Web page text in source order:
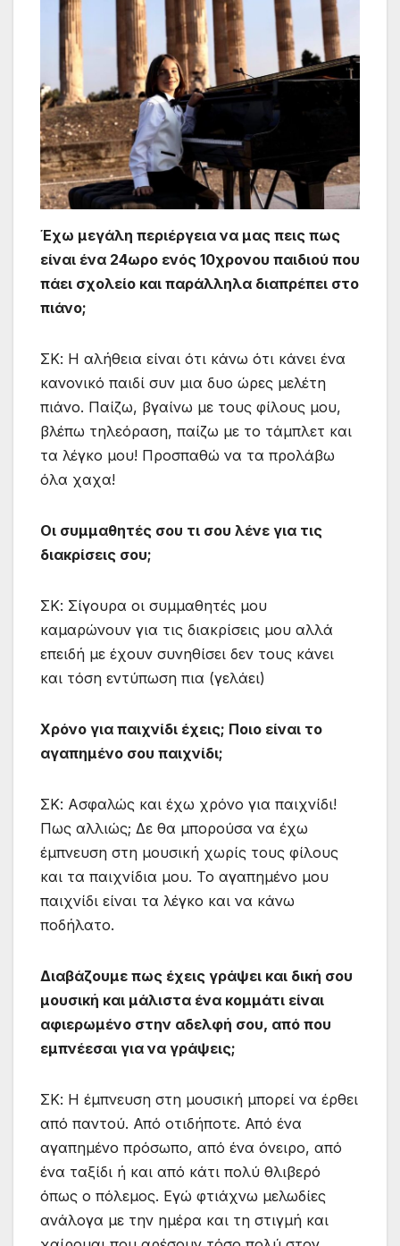
Έχω μεγάλη περιέργεια να μας πεις πως
είναι ένα 24ωρο ενός 10χρονου παιδιού που
πάει σχολείο και παράλληλα διαπρέπει στο
πιάνο;
ΣΚ: Η αλήθεια είναι ότι κάνω ότι κάνει ένα
κανονικό παιδί συν μια δυο ώρες μελέτη
πιάνο. Παίζω, βγαίνω με τους φίλους μου,
βλέπω τηλεόραση, παίζω με το τάμπλετ και
τα λέγκο μου! Προσπαθώ να τα προλάβω
όλα χαχα!
Οι συμμαθητές σου τι σου λένε για τις
διακρίσεις σου;
ΣΚ: Σίγουρα οι συμμαθητές μου
καμαρώνουν για τις διακρίσεις μου αλλά
επειδή με έχουν συνηθίσει δεν τους κάνει
και τόση εντύπωση πια (γελάει)
Χρόνο για παιχνίδι έχεις; Ποιο είναι το
αγαπημένο σου παιχνίδι;
ΣΚ: Ασφαλώς και έχω χρόνο για παιχνίδι!
Πως αλλιώς; Δε θα μπορούσα να έχω
έμπνευση στη μουσική χωρίς τους φίλους
και τα παιχνίδια μου. Το αγαπημένο μου
παιχνίδι είναι τα λέγκο και να κάνω
ποδήλατο.
Διαβάζουμε πως έχεις γράψει και δική σου
μουσική και μάλιστα ένα κομμάτι είναι
αφιερωμένο στην αδελφή σου, από που
εμπνέεσαι για να γράψεις;
ΣΚ: Η έμπνευση στη μουσική μπορεί να έρθει
από παντού. Από οτιδήποτε. Από ένα
αγαπημένο πρόσωπο, από ένα όνειρο, από
ένα ταξίδι ή και από κάτι πολύ θλιβερό
όπως ο πόλεμος. Εγώ φτιάχνω μελωδίες
ανάλογα με την ημέρα και τη στιγμή και